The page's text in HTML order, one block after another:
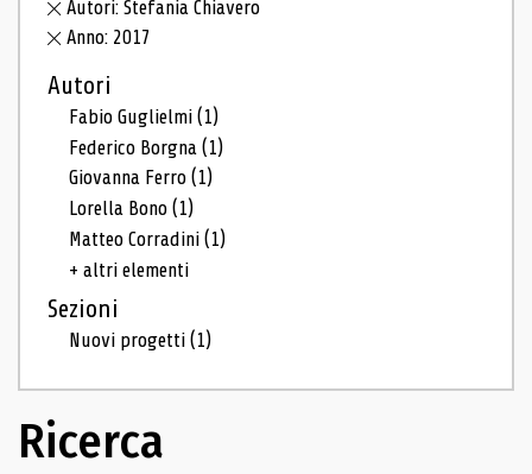
Autori: Stefania Chiavero
Anno: 2017
Autori
Fabio Guglielmi(1)
Federico Borgna(1)
Giovanna Ferro(1)
Lorella Bono(1)
Matteo Corradini(1)
+ altri elementi
Sezioni
Nuovi progetti(1)
Ricerca